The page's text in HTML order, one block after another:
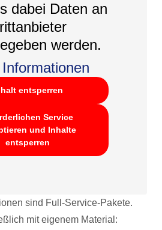
dabei Daten an
werden.
entsperren
Service
und Inhalte
entsperren
sind Full-Service-Pakete.
mit eigenem Material: